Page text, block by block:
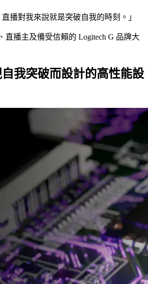
直播對我來說就是突破自我的時刻。」
直播主及備受信賴的 Logitech G 品牌大
我突破而設計的高性能設